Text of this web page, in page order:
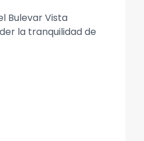
Bulevar Vista
la tranquilidad de